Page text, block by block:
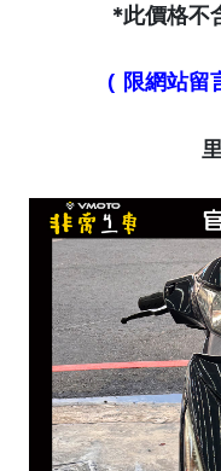
*此價格不
( 限網站留